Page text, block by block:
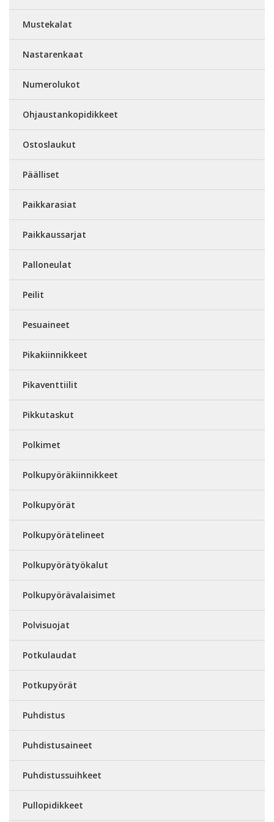
Mustekalat
Nastarenkaat
Numerolukot
Ohjaustankopidikkeet
Ostoslaukut
Päälliset
Paikkarasiat
Paikkaussarjat
Palloneulat
Peilit
Pesuaineet
Pikakiinnikkeet
Pikaventtiilit
Pikkutaskut
Polkimet
Polkupyöräkiinnikkeet
Polkupyörät
Polkupyörätelineet
Polkupyörätyökalut
Polkupyörävalaisimet
Polvisuojat
Potkulaudat
Potkupyörät
Puhdistus
Puhdistusaineet
Puhdistussuihkeet
Pullopidikkeet